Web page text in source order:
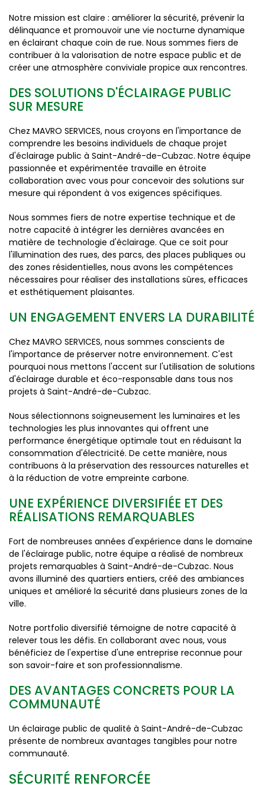
Notre mission est claire : améliorer la sécurité, prévenir la
délinquance et promouvoir une vie nocturne dynamique
en éclairant chaque coin de rue. Nous sommes fiers de
contribuer à la valorisation de notre espace public et de
créer une atmosphère conviviale propice aux rencontres.
DES SOLUTIONS D'ÉCLAIRAGE PUBLIC
SUR MESURE
Chez MAVRO SERVICES, nous croyons en l'importance de
comprendre les besoins individuels de chaque projet
d'éclairage public à Saint-André-de-Cubzac. Notre équipe
passionnée et expérimentée travaille en étroite
collaboration avec vous pour concevoir des solutions sur
mesure qui répondent à vos exigences spécifiques.
Nous sommes fiers de notre expertise technique et de
notre capacité à intégrer les dernières avancées en
matière de technologie d'éclairage. Que ce soit pour
l'illumination des rues, des parcs, des places publiques ou
des zones résidentielles, nous avons les compétences
nécessaires pour réaliser des installations sûres, efficaces
et esthétiquement plaisantes.
UN ENGAGEMENT ENVERS LA DURABILITÉ
Chez MAVRO SERVICES, nous sommes conscients de
l'importance de préserver notre environnement. C'est
pourquoi nous mettons l'accent sur l'utilisation de solutions
d'éclairage durable et éco-responsable dans tous nos
projets à Saint-André-de-Cubzac.
Nous sélectionnons soigneusement les luminaires et les
technologies les plus innovantes qui offrent une
performance énergétique optimale tout en réduisant la
consommation d'électricité. De cette manière, nous
contribuons à la préservation des ressources naturelles et
à la réduction de votre empreinte carbone.
UNE EXPÉRIENCE DIVERSIFIÉE ET DES
RÉALISATIONS REMARQUABLES
Fort de nombreuses années d'expérience dans le domaine
de l'éclairage public, notre équipe a réalisé de nombreux
projets remarquables à Saint-André-de-Cubzac. Nous
avons illuminé des quartiers entiers, créé des ambiances
uniques et amélioré la sécurité dans plusieurs zones de la
ville.
Notre portfolio diversifié témoigne de notre capacité à
relever tous les défis. En collaborant avec nous, vous
bénéficiez de l'expertise d'une entreprise reconnue pour
son savoir-faire et son professionnalisme.
DES AVANTAGES CONCRETS POUR LA
COMMUNAUTÉ
Un éclairage public de qualité à Saint-André-de-Cubzac
présente de nombreux avantages tangibles pour notre
communauté.
SÉCURITÉ RENFORCÉE